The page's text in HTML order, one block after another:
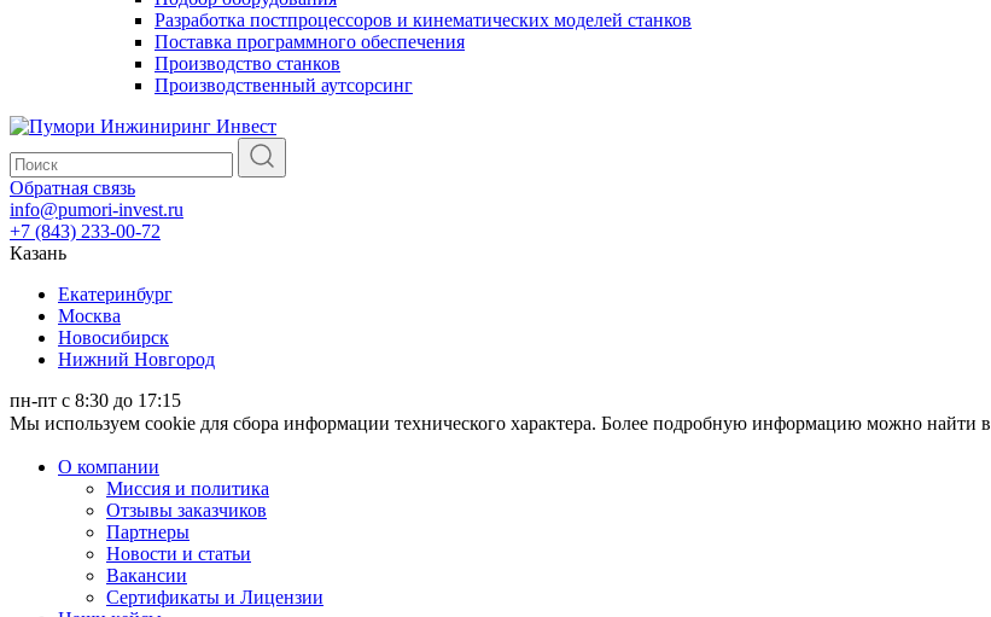
Разработка постпроцессоров и кинематических моделей станков
Поставка программного обеспечения
Производство станков
Производственный аутсорсинг
Обратная связь
info@pumori-invest.ru
+7 (843) 233-00-72
Казань
Екатеринбург
Москва
Новосибирск
Нижний Новгород
пн-пт с 8:30 до 17:15
Мы используем cookie для сбора информации технического характера. Более подробную информацию можно найти в
О компании
Миссия и политика
Отзывы заказчиков
Партнеры
Новости и статьи
Вакансии
Сертификаты и Лицензии